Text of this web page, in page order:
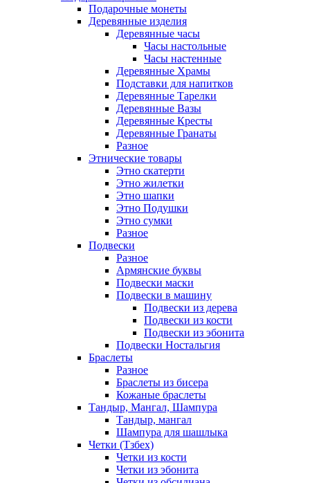
Подарочные монеты
Деревянные изделия
Деревянные часы
Часы настольные
Часы настенные
Деревянные Храмы
Подставки для напитков
Деревянные Тарелки
Деревянные Вазы
Деревянные Кресты
Деревянные Гранаты
Разное
Этнические товары
Этно скатерти
Этно жилетки
Этно шапки
Этно Подушки
Этно сумки
Разное
Подвески
Разное
Армянские буквы
Подвески маски
Подвески в машину
Подвески из дерева
Подвески из кости
Подвески из эбонита
Подвески Ностальгия
Браслеты
Разное
Браслеты из бисера
Кожаные браслеты
Тандыр, Мангал, Шампура
Тандыр, мангал
Шампура для шашлыка
Четки (Тзбех)
Четки из кости
Четки из эбонита